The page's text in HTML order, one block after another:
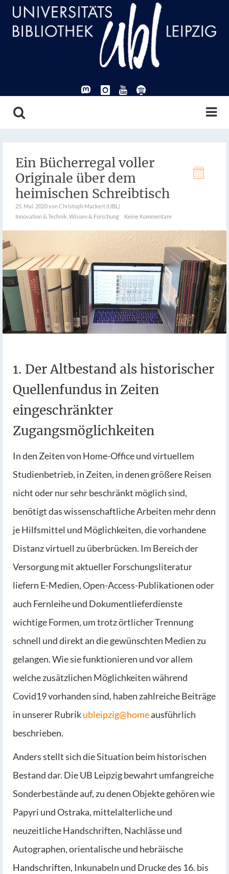
Ein Bücherregal voller
Originale über dem
heimischen Schreibtisch
25. Mai. 2020von Christoph Mackert (UBL)
Innovation & Technik Wissen & Forschung Keine Kommentare
1. Der Altbestand als historischer
Quellenfundus in Zeiten
eingeschränkter
Zugangsmöglichkeiten
In den Zeiten von Home-Office und virtuellem
Studienbetrieb, in Zeiten, in denen größere Reisen
nicht oder nur sehr beschränkt möglich sind,
benötigt das wissenschaftliche Arbeiten mehr denn
je Hilfsmittel und Möglichkeiten, die vorhandene
Distanz virtuell zu überbrücken. Im Bereich der
Versorgung mit aktueller Forschungsliteratur
liefern E-Medien, Open-Access-Publikationen oder
auch Fernleihe und Dokumentlieferdienste
wichtige Formen, um trotz örtlicher Trennung
schnell und direkt an die gewünschten Medien zu
gelangen. Wie sie funktionieren und vor allem
welche zusätzlichen Möglichkeiten während
Covid19 vorhanden sind, haben zahlreiche Beiträge
in unserer Rubrikubleipzig@homeausführlich
beschrieben.
Anders stellt sich die Situation beim historischen
Bestand dar. Die UB Leipzig bewahrt umfangreiche
Sonderbestände auf, zu denen Objekte gehören wie
Papyri und Ostraka, mittelalterliche und
neuzeitliche Handschriften, Nachlässe und
Autographen, orientalische und hebräische
Handschriften, Inkunabeln und Drucke des 16. bis